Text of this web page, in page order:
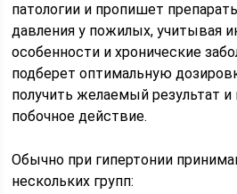
патологии и пропишет
давления у пожилых, учитывая
особенности и хронические
подберет оптимальную
получить желаемый результат и
побочное действие.
Обычно при гипертонии
нескольких групп: